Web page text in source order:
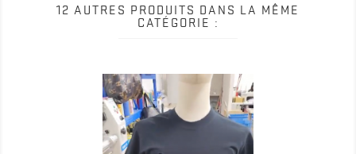
12 AUTRES PRODUITS DANS LA MÊME
CATÉGORIE :